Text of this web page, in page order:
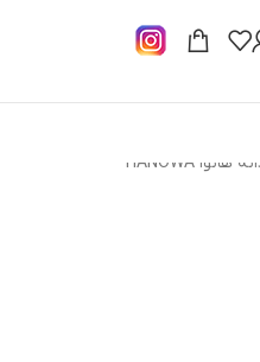
ساعت مچی مردانه هانوا HANOWA